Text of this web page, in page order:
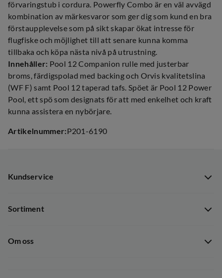
förvaringstub i cordura. Powerfly Combo är en väl avvägd
kombination av märkesvaror som ger dig som kund en bra
förstaupplevelse som på sikt skapar ökat intresse för
flugfiske och möjlighet till att senare kunna komma
tillbaka och köpa nästa nivå på utrustning.
Innehåller: Pool 12 Companion rulle med justerbar
broms, färdigspolad med backing och Orvis kvalitetslina
(WF F) samt Pool 12 taperad tafs. Spöet är Pool 12 Power
Pool, ett spö som designats för att med enkelhet och kraft
kunna assistera en nybörjare.
Artikelnummer:P201-6190
Kundservice
Dataskyddspolicy
Sortiment
Om oss